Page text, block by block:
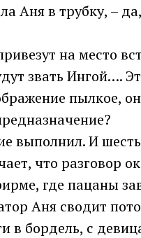
Аня в трубку, –
на место
звать Ингой….
пылкое,
выполнил. И
что разговор
где пацаны
Аня сводит
в бордель, с